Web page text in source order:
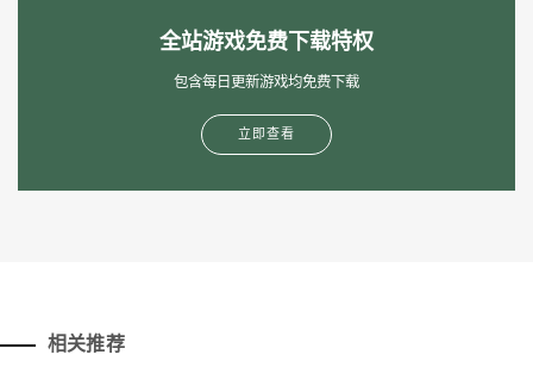
全站游戏免费下载特权
包含每日更新游戏均免费下载
立即查看
相关推荐